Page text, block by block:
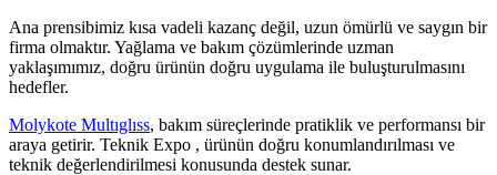
Ana prensibimiz kısa vadeli kazanç değil, uzun ömürlü ve saygın bir
firma olmaktır. Yağlama ve bakım çözümlerinde uzman
yaklaşımımız, doğru ürünün doğru uygulama ile buluşturulmasını
hedefler.
Molykote Multıglıss, bakım süreçlerinde pratiklik ve performansı bir
araya getirir. Teknik Expo , ürünün doğru konumlandırılması ve
teknik değerlendirilmesi konusunda destek sunar.